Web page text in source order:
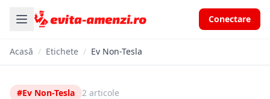
Conectare
Acasă / Etichete / Ev Non-Tesla
#Ev Non-Tesla 2 articole